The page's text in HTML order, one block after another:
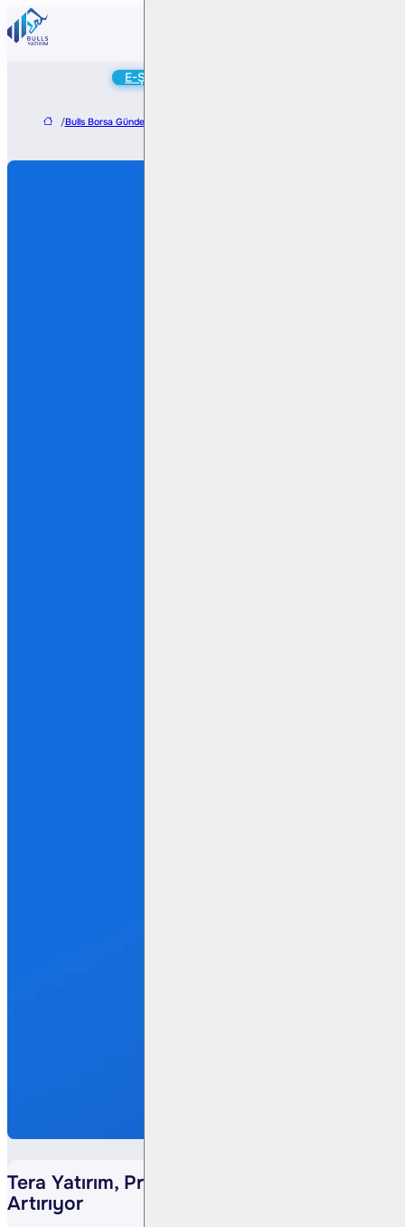
E-Şube
/Bulls Borsa Gündem
Tera Yatırım, Prive Sigorta’da Payını
Artırıyor